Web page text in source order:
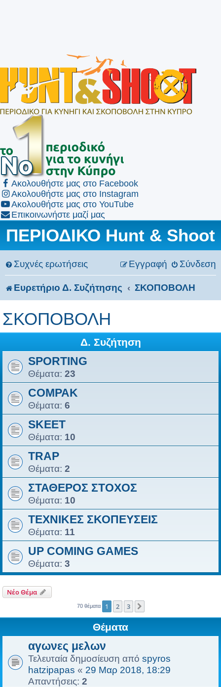
Ακολουθήστε μας στο Facebook
Ακολουθήστε μας στο Instagram
Ακολουθήστε μας στο YouTube
Επικοινωνήστε μαζί μας
ΠΕΡΙΟΔΙΚΟ Hunt & Shoot
Συχνές ερωτήσεις Σύνδεση
Εγγραφή
Ευρετήριο Δ. Συζήτησης ΣΚΟΠΟΒΟΛΗ
ΣΚΟΠΟΒΟΛΗ
Δ. Συζήτηση
SPORTING
Θέματα: 23
COMPAK
Θέματα: 6
SKEET
Θέματα: 10
TRAP
Θέματα: 2
ΣΤΑΘΕΡΟΣ ΣΤΟΧΟΣ
Θέματα: 10
ΤΕΧΝΙΚΕΣ ΣΚΟΠΕΥΣΕΙΣ
Θέματα: 11
UP COMING GAMES
Θέματα: 3
Νέο Θέμα
70 θέματα 1 2 3
Θέματα
αγωνες μελων
Τελευταία δημοσίευση από spyros
hatzipapas « 29 Μαρ 2018, 18:29
Απαντήσεις: 2